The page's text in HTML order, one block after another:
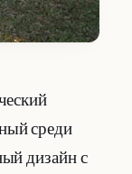
среди
дизайн с